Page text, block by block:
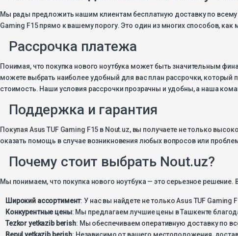
Мы рады предложить нашим клиентам бесплатную доставку по всему
Gaming F15 прямо к вашему порогу. Это один из многих способов,
Рассрочка платежа
Понимая, что покупка нового ноутбука может быть значительным
можете выбрать наиболее удобный для вас план рассрочки, который
стоимость. Наши условия рассрочки прозрачны и удобны, а наша
Поддержка и гарантия
Покупая Asus TUF Gaming F15 в Nout.uz, вы получаете не только
оказать помощь в случае возникновения любых вопросов или
Почему стоит выбрать Nout.uz?
Мы понимаем, что покупка нового ноутбука — это серьезное
Широкий ассортимент: У нас вы найдете не только Asus TUF
Конкурентные цены: Мы предлагаем лучшие цены в Ташкенте
Tezkor yetkazib berish: Мы обеспечиваем оперативную доставку по
Bepul yetkazib berish: Независимо от вашего местоположения,